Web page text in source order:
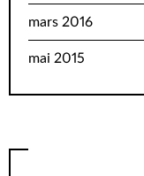
mars 2016
mai 2015